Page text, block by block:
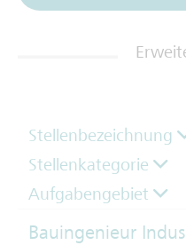
Stellenbezeichnung
Stellenkategorie
Aufgabengebiet
Bauingenieur